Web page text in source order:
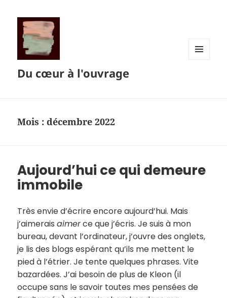
Du cœur à l'ouvrage
Mois :décembre 2022
Aujourd’hui ce qui demeure
immobile
Très envie d’écrire encore aujourd’hui. Mais
j’aimeraisaimerce que j’écris. Je suis à mon
bureau, devant l’ordinateur, j’ouvre des onglets,
je lis des blogs espérant qu’ils me mettent le
pied à l’étrier. Je tente quelques phrases. Vite
bazardées. J’ai besoin de plus de Kleon (il
occupe sans le savoir toutes mes pensées de